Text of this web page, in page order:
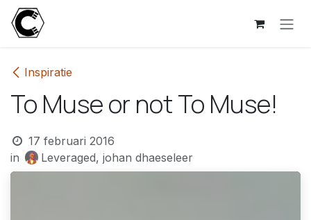
Overslaan naar inhoud
Inspiratie
To Muse or not To Muse!
17 februari 2016
in
Leveraged, johan dhaeseleer